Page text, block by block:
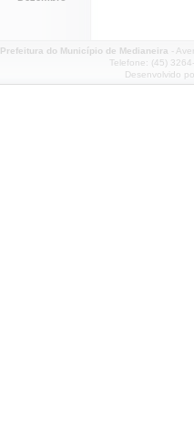
Prefeitura do Município de Medianeira -
Telefone: (45)
Desenvolvido